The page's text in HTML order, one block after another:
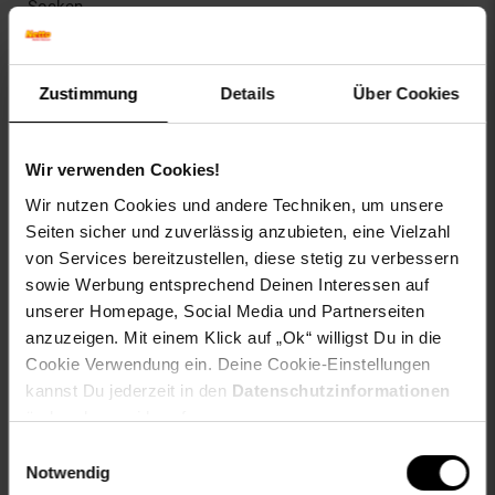
Zustimmung Details Über Cookies
Wir verwenden Cookies!
Wir nutzen Cookies und andere Techniken, um unsere
Seiten sicher und zuverlässig anzubieten, eine Vielzahl
von Services bereitzustellen, diese stetig zu verbessern
sowie Werbung entsprechend Deinen Interessen auf
unserer Homepage, Social Media und Partnerseiten
anzuzeigen. Mit einem Klick auf „Ok“ willigst Du in die
Cookie Verwendung ein. Deine Cookie-Einstellungen
kannst Du jederzeit in den Datenschutzinformationen
ändern bzw. widerrufen.
Notwendig
Socken
Fußzeile
Weitere Online-Angebote
Netto Reisen TV-Shop Weinwelt